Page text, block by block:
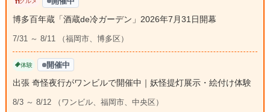
博多百年蔵「酒蔵de冷ガーデン」2026年7月31日開幕
7/31 ～ 8/11 （福岡市、博多区）
体験 開催中
出張 奇怪夜行がワンビルで開催中｜妖怪提灯展示・絵付け体験
8/3 ～ 8/12 （ワンビル、福岡市、中央区）